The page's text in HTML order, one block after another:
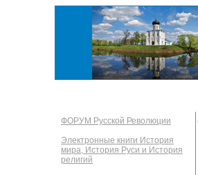
ФОРУМ Русской Революции
Электронные книги История
мира, История Руси и История
религий